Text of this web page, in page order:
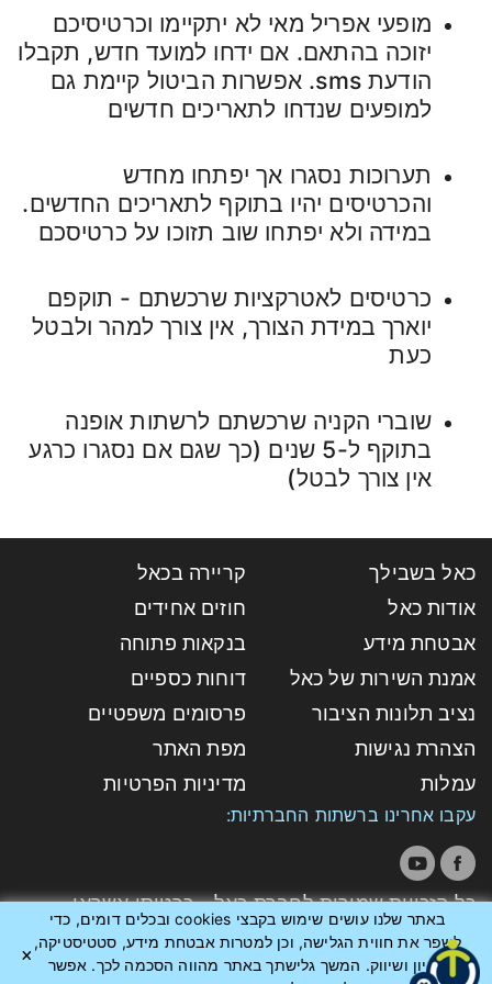
באתר שלנו עושים שימוש בקבצי cookies ובכלים דומים, כדי
לשפר את חווית הגלישה, וכן למטרות אבטחת מידע, סטטיסטיקה,
אפיון ושיווק. המשך גלישתך באתר מהווה הסכמה לכך. אפשר
מופעי אפריל מאי לא יתקיימו וכרטיסיכם
יזוכה בהתאם. אם ידחו למועד חדש, תקבלו
הודעת sms. אפשרות הביטול קיימת גם
למופעים שנדחו לתאריכים חדשים
תערוכות נסגרו אך יפתחו מחדש
והכרטיסים יהיו בתוקף לתאריכים החדשים.
במידה ולא יפתחו שוב תזוכו על כרטיסכם
כרטיסים לאטרקציות שרכשתם - תוקפם
יוארך במידת הצורך, אין צורך למהר ולבטל
כעת
שוברי הקניה שרכשתם לרשתות אופנה
בתוקף ל-5 שנים (כך שגם אם נסגרו כרגע
אין צורך לבטל)
כאל בשבילך
קריירה בכאל
אודות כאל
חוזים אחידים
אבטחת מידע
בנקאות פתוחה
אמנת השירות של כאל
דוחות כספיים
נציב תלונות הציבור
פרסומים משפטיים
הצהרת נגישות
מפת האתר
עמלות
מדיניות הפרטיות
עקבו אחרינו ברשתות החברתיות:
כל הזכויות שמורות לחברת כאל - כרטיסי אשראי
לישראל בע"מ